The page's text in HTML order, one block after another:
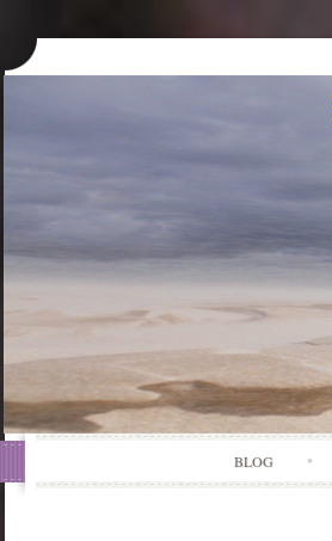
BLOG